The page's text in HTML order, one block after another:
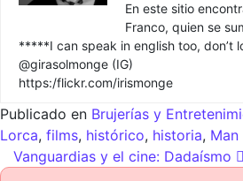
En este sitio
Franco, quien se
*****I can speak in english too, don’t
@girasolmonge (IG)
https:/flickr.com/irismonge
Publicado en Brujerías y
Lorca, films, histórico, historia, Man
Vanguardias y el cine: Dadaísmo